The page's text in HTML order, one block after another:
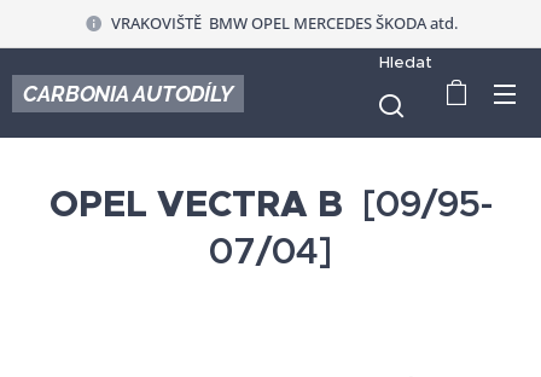
VRAKOVIŠTĚ BMW OPEL MERCEDES ŠKODA atd.
CARBONIA AUTODÍLY
Hledat
OPEL VECTRA B [09/95-
07/04]